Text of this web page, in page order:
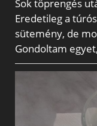
Sok töprengés
Eredetileg a
sütemény, de
Gondoltam